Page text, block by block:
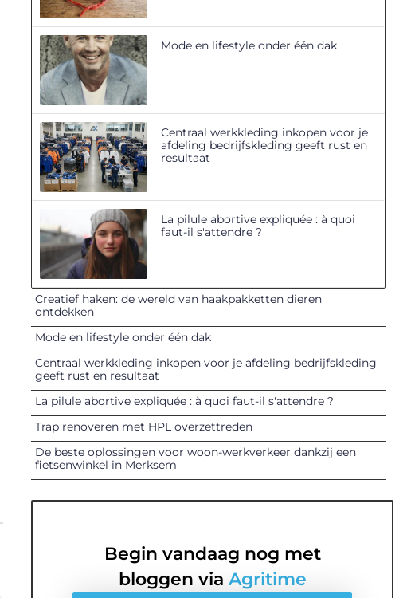
Mode en lifestyle onder één dak
Centraal werkkleding inkopen voor je
afdeling bedrijfskleding geeft rust en
resultaat
La pilule abortive expliquée : à quoi
faut-il s'attendre ?
Creatief haken: de wereld van haakpakketten dieren
ontdekken
Mode en lifestyle onder één dak
Centraal werkkleding inkopen voor je afdeling bedrijfskleding
geeft rust en resultaat
La pilule abortive expliquée : à quoi faut-il s'attendre ?
Trap renoveren met HPL overzettreden
De beste oplossingen voor woon-werkverkeer dankzij een
fietsenwinkel in Merksem
Begin vandaag nog met
bloggen via Agritime